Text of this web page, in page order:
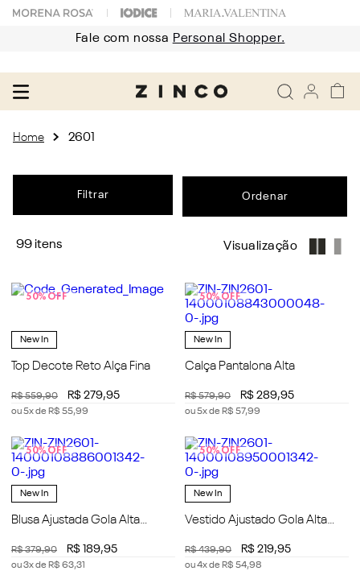
Fale com nossa Personal Shopper.
2601
Filtrar
99
50%OFF
New In
Top Decote Reto Alça Fina
R$559,90 R$ 279,95
ou5x de R$ 55,99
50%OFF
New In
Calça Pantalona Alta
R$579,90 R$ 289,95
ou5x de R$ 57,99
50%OFF
New In
Blusa Ajustada Gola Alta
R$379,90 R$ 189,95
ou3x de R$ 63,31
50%OFF
New In
Vestido Ajustado Gola Alta
R$439,90 R$ 219,95
ou4x de R$ 54,98